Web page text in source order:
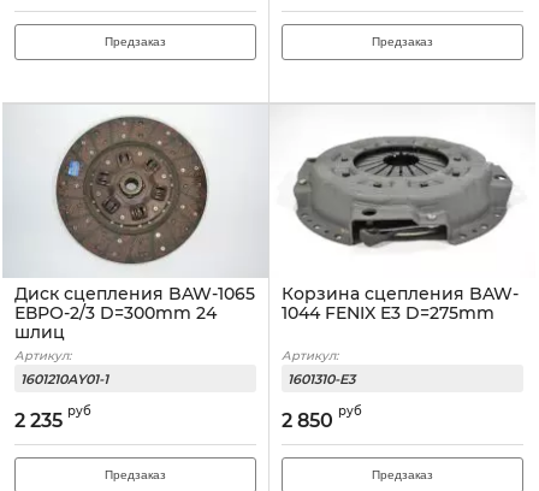
Предзаказ Предзаказ
Диск сцепления BAW-1065
ЕВРО-2/3 D=300mm 24
шлиц
Артикул:
1601210AY01-1
2 235 руб
Предзаказ
Корзина сцепления BAW-
1044 FENIX E3 D=275mm
Артикул:
1601310-E3
2 850 руб
Предзаказ